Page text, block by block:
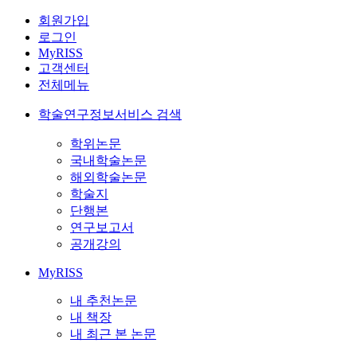
회원가입
로그인
MyRISS
고객센터
전체메뉴
학술연구정보서비스 검색
학위논문
국내학술논문
해외학술논문
학술지
단행본
연구보고서
공개강의
MyRISS
내 추천논문
내 책장
내 최근 본 논문